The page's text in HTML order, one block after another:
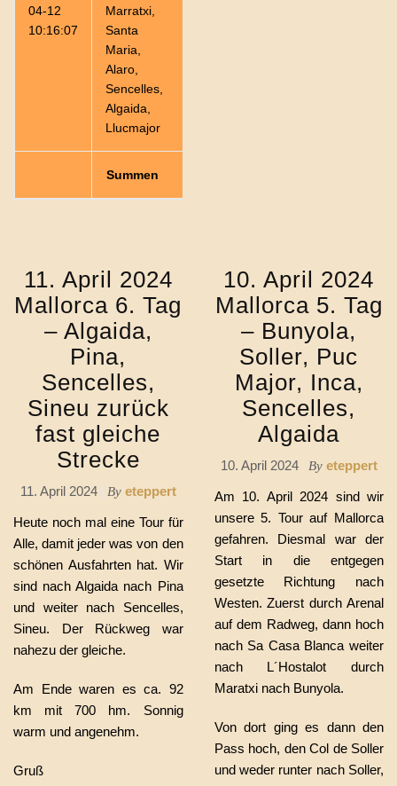
04-12
10:16:07
Marratxi,
Santa
Maria,
Alaro,
Sencelles,
Algaida,
Llucmajor
Summen
11. April 2024
Mallorca 6. Tag
– Algaida,
Pina,
Sencelles,
Sineu zurück
fast gleiche
Strecke
11. April 2024 By eteppert
Heute noch mal eine Tour für
Alle, damit jeder was von den
schönen Ausfahrten hat. Wir
sind nach Algaida nach Pina
und weiter nach Sencelles,
Sineu. Der Rückweg war
nahezu der gleiche.
Am Ende waren es ca. 92
km mit 700 hm. Sonnig
warm und angenehm.
Gruß
10. April 2024
Mallorca 5. Tag
– Bunyola,
Soller, Puc
Major, Inca,
Sencelles,
Algaida
10. April 2024 By eteppert
Am 10. April 2024 sind wir
unsere 5. Tour auf Mallorca
gefahren. Diesmal war der
Start in die entgegen
gesetzte Richtung nach
Westen. Zuerst durch Arenal
auf dem Radweg, dann hoch
nach Sa Casa Blanca weiter
nach L´Hostalot durch
Maratxi nach Bunyola.
Von dort ging es dann den
Pass hoch, den Col de Soller
und weder runter nach Soller,